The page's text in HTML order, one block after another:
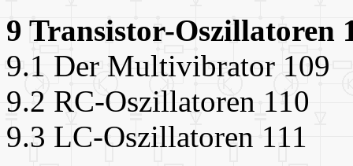
9 Transistor-Oszillatoren
9.1 Der Multivibrator 109
9.2 RC-Oszillatoren 110
9.3 LC-Oszillatoren 111